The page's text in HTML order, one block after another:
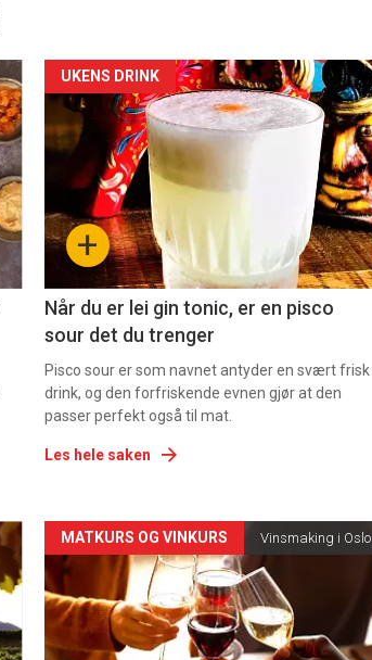
Forsiden
akkurat
nå
-
+
UKENS DRINK
Når du er lei gin tonic, er en pisco
sour det du trenger
Pisco sour er som navnet antyder en svært frisk
drink, og den forfriskende evnen gjør at den
passer perfekt også til mat.
Les hele saken
Forsiden
akkurat
nå
MATKURS OG VINKURS Vinsmaking i Oslo